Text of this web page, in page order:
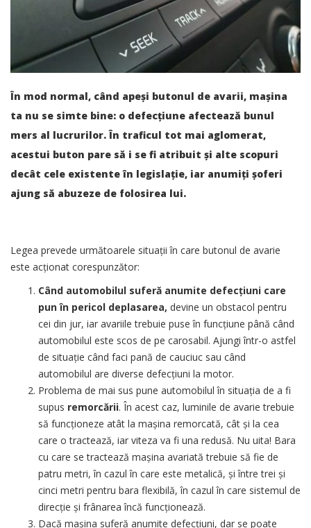
În mod normal, când apeși butonul de avarii, mașina
ta nu se simte bine: o defecțiune afectează bunul
mers al lucrurilor. În traficul tot mai aglomerat,
acestui buton pare să i se fi atribuit și alte scopuri
decât cele existente în legislație, iar anumiți șoferi
ajung să abuzeze de folosirea lui.
Legea prevede următoarele situații în care butonul de avarie
este acționat corespunzător:
Când automobilul suferă anumite defecțiuni care
pun în pericol deplasarea, devine un obstacol pentru
cei din jur, iar avariile trebuie puse în funcțiune până când
automobilul este scos de pe carosabil. Ajungi într-o astfel
de situație când faci pană de cauciuc sau când
automobilul are diverse defecțiuni la motor.
Problema de mai sus pune automobilul în situația de a fi
supus remorcării. În acest caz, luminile de avarie trebuie
să funcționeze atât la mașina remorcată, cât și la cea
care o tractează, iar viteza va fi una redusă. Nu uita! Bara
cu care se tractează mașina avariată trebuie să fie de
patru metri, în cazul în care este metalică, și între trei și
cinci metri pentru bara flexibilă, în cazul în care sistemul de
direcție și frânarea încă funcționează.
Dacă mașina suferă anumite defecțiuni, dar se poate